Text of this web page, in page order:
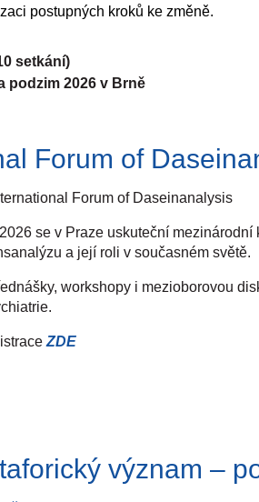
postupných kroků ke změně.
setkání)
podzim 2026 v Brně
DPH (85 184 Kč včetně DPH)
Forum of
Forum of Daseinanalysis
se v Praze uskuteční mezinárodní
a její roli v současném světě.
workshopy i mezioborovou
ZDE